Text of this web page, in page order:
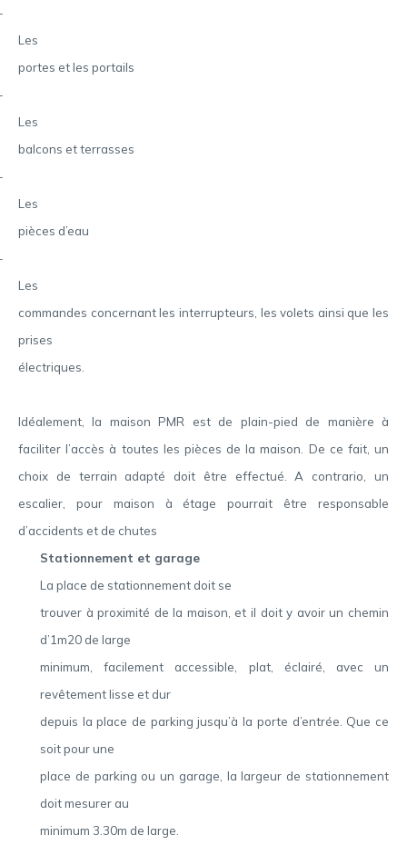
Les
portes et les portails
Les
balcons et terrasses
Les
pièces d’eau
Les
commandes concernant les interrupteurs, les volets ainsi que les
prises
électriques.
Idéalement, la maison PMR est de plain-pied de manière à
faciliter l’accès à toutes les pièces de la maison. De ce fait, un
choix de terrain adapté doit être effectué. A contrario, un
escalier, pour maison à étage pourrait être responsable
d’accidents et de chutes
Stationnement et garage
La place de stationnement doit se
trouver à proximité de la maison, et il doit y avoir un chemin
d’1m20 de large
minimum, facilement accessible, plat, éclairé, avec un
revêtement lisse et dur
depuis la place de parking jusqu’à la porte d’entrée. Que ce
soit pour une
place de parking ou un garage, la largeur de stationnement
doit mesurer au
minimum 3.30m de large.